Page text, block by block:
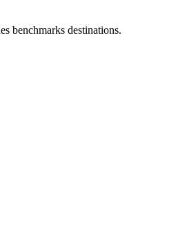
benchmarks destinations.